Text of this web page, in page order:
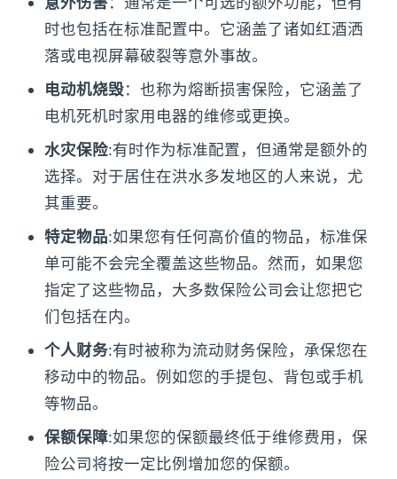
时也包括在标准配置中。它涵盖了诸如红酒洒
落或电视屏幕破裂等意外事故。
电动机烧毁：也称为熔断损害保险，它涵盖了
电机死机时家用电器的维修或更换。
水灾保险:有时作为标准配置，但通常是额外的
选择。对于居住在洪水多发地区的人来说，尤
其重要。
特定物品:如果您有任何高价值的物品，标准保
单可能不会完全覆盖这些物品。然而，如果您
指定了这些物品，大多数保险公司会让您把它
们包括在内。
个人财务:有时被称为流动财务保险，承保您在
移动中的物品。例如您的手提包、背包或手机
等物品。
保额保障:如果您的保额最终低于维修费用，保
险公司将按一定比例增加您的保额。